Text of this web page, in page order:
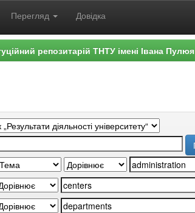
Перегляд Довідка
репозитарій ТНТУ імені Івана Пулюя